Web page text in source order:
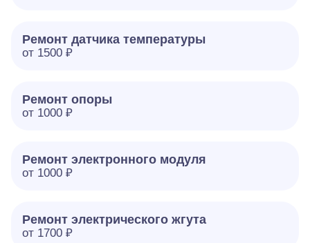
Ремонт датчика температуры
от 1500 ₽
Ремонт опоры
от 1000 ₽
Ремонт электронного модуля
от 1000 ₽
Ремонт электрического жгута
от 1700 ₽